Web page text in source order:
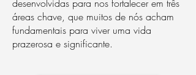
desenvolvidas para nos fortalecer em três
áreas chave, que muitos de nós acham
fundamentais para viver uma vida
prazerosa e significante.